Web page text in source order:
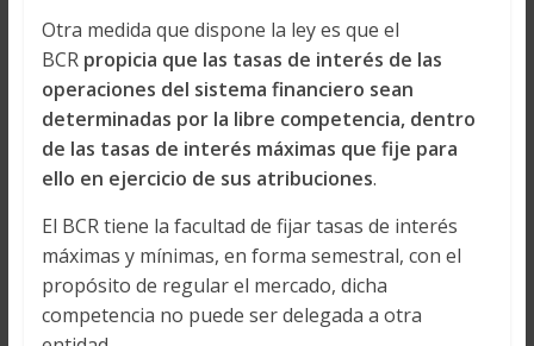
Otra medida que dispone la ley es que el
BCRpropicia que las tasas de interés de las
operaciones del sistema financiero sean
determinadas por la libre competencia, dentro
de las tasas de interés máximas que fije para
ello en ejercicio de sus atribuciones.
El BCR tiene la facultad de fijar tasas de interés
máximas y mínimas, en forma semestral, con el
propósito de regular el mercado, dicha
competencia no puede ser delegada a otra